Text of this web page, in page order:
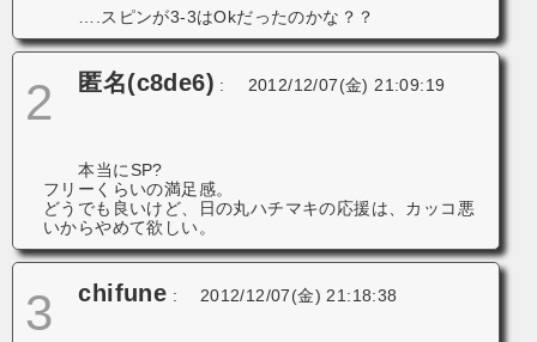
….スピンが3-3はOkだったのかな？？
2 匿名(c8de6) : 2012/12/07(金) 21:09:19
本当にSP?
フリーくらいの満足感。
どうでも良いけど、日の丸ハチマキの応援は、カッコ悪
いからやめて欲しい。
3 chifune : 2012/12/07(金) 21:18:38